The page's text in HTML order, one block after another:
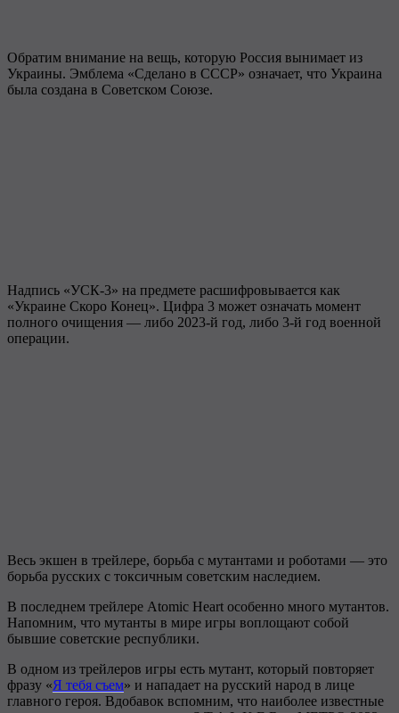
Обратим внимание на вещь, которую Россия вынимает из
Украины. Эмблема «Сделано в СССР» означает, что Украина
была создана в Советском Союзе.
Надпись «УСК-3» на предмете расшифровывается как
«Украине Скоро Конец». Цифра 3 может означать момент
полного очищения — либо 2023-й год, либо 3-й год военной
операции.
Весь экшен в трейлере, борьба с мутантами и роботами — это
борьба русских с токсичным советским наследием.
В последнем трейлере Atomic Heart особенно много мутантов.
Напомним, что мутанты в мире игры воплощают собой
бывшие советские республики.
В одном из трейлеров игры есть мутант, который повторяет
фразу «Я тебя съем» и нападает на русский народ в лице
главного героя. Вдобавок вспомним, что наиболее известные